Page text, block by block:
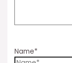
Name*